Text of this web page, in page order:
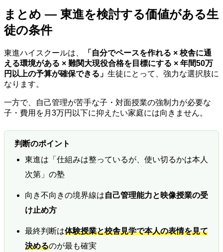
まとめ — 東進を検討する価値がある生
徒の条件
東進ハイスクールは、
「自分でペースを作れる × 校舎に通
える環境がある × 難関大現役合格を目標にする × 年間50万
円以上の予算が確保できる」 生徒にとって、強力な選択肢に
なります。
一方で、自己管理が苦手な子・対面授業の強制力が必要な
子・費用を月3万円以下に抑えたい家庭には向きません。
判断のポイント
東進は「仕組みは整っているが、使い切るかは本人
次第」の塾
向き不向きの境界線は自己管理能力と映像授業の受
け止め方
最終判断は体験授業と校舎見学で本人の表情を見て
決めるのが最も確実